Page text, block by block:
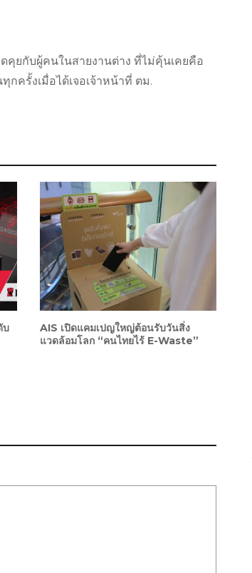
คุยกับผู้คนในสายงานต่าง ที่ไม่คุ้นเคยคือ
กครั้งเมื่อได้เจอเจ้าหน้าที่ ตม.
บ
AIS เปิดแคมเปญใหญ่ต้อนรับวันสิ่ง
แวดล้อมโลก “คนไทยไร้ E-Waste”